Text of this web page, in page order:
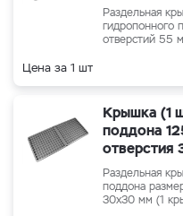
Раздельная
гидропонного
отверстий 55
Цена за 1 шт
Крышка (1
поддона
Раздельная
поддона
30x30 мм (1